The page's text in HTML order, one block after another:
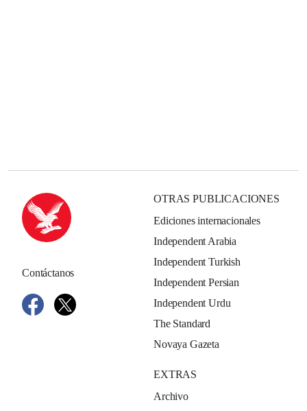
Contáctanos
OTRAS PUBLICACIONES
Ediciones internacionales
Independent Arabia
Independent Turkish
Independent Persian
Independent Urdu
The Standard
Novaya Gazeta
EXTRAS
Archivo